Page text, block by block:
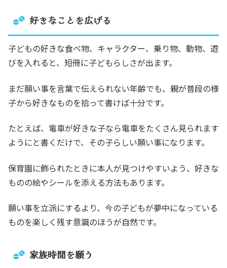
好きなことを広げる
子どもの好きな食べ物、キャラクター、乗り物、動物、遊
びを入れると、短冊に子どもらしさが出ます。
まだ願い事を言葉で伝えられない年齢でも、親が普段の様
子から好きなものを拾って書けば十分です。
たとえば、電車が好きな子なら電車をたくさん見られます
ようにと書くだけで、その子らしい願い事になります。
保育園に飾られたときに本人が見つけやすいよう、好きな
ものの絵やシールを添える方法もあります。
願い事を立派にするより、今の子どもが夢中になっている
ものを楽しく残す意識のほうが自然です。
家族時間を願う